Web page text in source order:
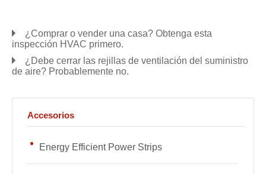
¿Comprar o vender una casa? Obtenga esta
inspección HVAC primero.
¿Debe cerrar las rejillas de ventilación del suministro
de aire? Probablemente no.
Accesorios
Energy Efficient Power Strips